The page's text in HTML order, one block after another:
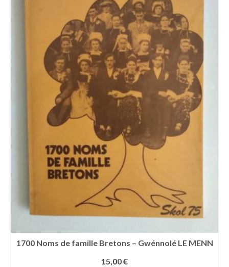
1700 Noms de famille Bretons – Gwénnolé LE MENN
15,00€